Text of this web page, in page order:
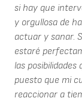
si hay que
y orgullosa de
actuar y sanar.
estaré
las
puesto que mi
reaccionar a